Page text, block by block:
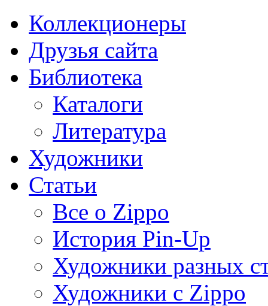
Коллекционеры
Друзья сайта
Библиотека
Каталоги
Литература
Художники
Статьи
Все о Zippo
История Pin-Up
Художники разных
Художники с Zippo